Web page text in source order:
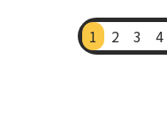
1 2 3 4